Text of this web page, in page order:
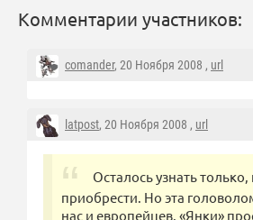
Комментарии участников:
comander, 20 Ноября 2008 , url
latpost, 20 Ноября 2008 , url
Осталось узнать только,
приобрести. Но эта
нас и европейцев. «Янки»